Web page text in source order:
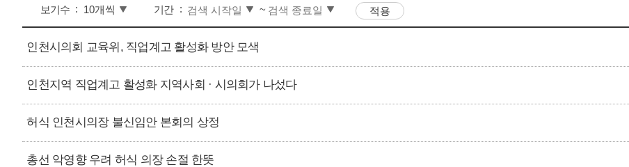
보기수 기간 ~
인천시의회 교육위, 직업계고 활성화 방안 모색
인천지역 직업계고 활성화 지역사회 · 시의회가 나섰다
허식 인천시의장 불신임안 본회의 상정
총선 악영향 우려 허식 의장 손절 한뜻